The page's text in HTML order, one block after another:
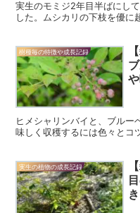
実生のモミジ2年目半ばにし
した。ムシカリの下枝を優に
樹種毎の特徴や成長記録
ヒメシャリンバイと、ブルー
味しく収穫するには色々とコ
実生の植物の成長記録